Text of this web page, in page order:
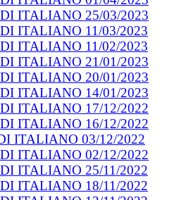
ITALIANO 25/03/2023
ITALIANO 11/03/2023
ITALIANO 11/02/2023
ITALIANO 21/01/2023
ITALIANO 20/01/2023
ITALIANO 14/01/2023
ITALIANO 17/12/2022
ITALIANO 16/12/2022
ITALIANO 03/12/2022
ITALIANO 02/12/2022
ITALIANO 25/11/2022
ITALIANO 18/11/2022